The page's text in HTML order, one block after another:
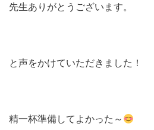
先生ありがとうございます。
と声をかけていただきました！
精一杯準備してよかった～